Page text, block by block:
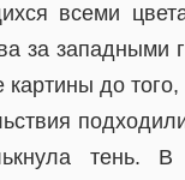
всеми
за
картины до
тень.